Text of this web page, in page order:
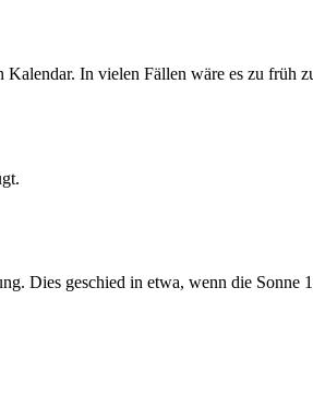
In vielen Fällen wäre es zu früh
Dies geschied in etwa, wenn die